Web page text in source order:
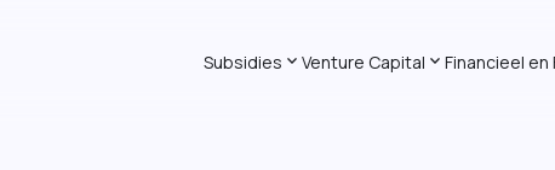
Subsidies expand_more Venture Capital expand_more Financieel en